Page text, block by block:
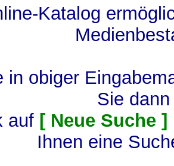
Katalog
in obiger
Sie
auf [ Neue Suche ]
Ihnen eine